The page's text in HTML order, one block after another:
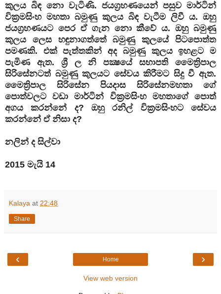
කුලය බිඳ නො වැටිණි. ජයග්‍රහණයෙන් පසුව මාර්ටින්
වික්‍රමසිංහ මහතා බමුණු කුලය බිඳ වැටීම ලිවී ය. ඔහු
ජයග්‍රහණයට පෙර ඒ ගැන නො කීවේ ය. ඔහු බමුණු
කුලය ලෙස හඳුනාගත්තේ බමුණු කුලයේ පිටපොත්ත
පමණකි. එක් පැත්තකින් අද බමුණු කුලය ඉහළට ම
පැමිණ ඇත. ශ්‍රී ල නි පක්‍ෂයේ සභාපති මෛත්‍රිපාල
සිරිසේනටත් බමුණු කුලයට සේවය කිරීමට සිදු වී ඇත.
මෛත්‍රිපාල සිරිසේන පියදාස සිරිසේනමහතා ගේ
පොත්වලට වඩා මාර්ටින් වික්‍රමසිංහ මහතාගේ පොත්
අගය කරන්නේ ද? ඔහු රනිල් වික්‍රමසිංහට සේවය
කරන්නේ ඒ නිසා ද?
නලින් ද සිල්වා
2015 මැයි 14
Kalaya at 22:48
Share
‹ ›
Home
View web version